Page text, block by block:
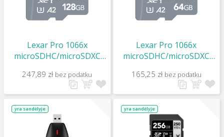
Lexar Pro 1066x
microSDHC/microSDXC
128Gb
247,89 zł bez podatku
Lexar Pro 1066x
microSDHC/microSDXC
64Gb
165,25 zł bez podatku
yra sandėlyje yra sandėlyje